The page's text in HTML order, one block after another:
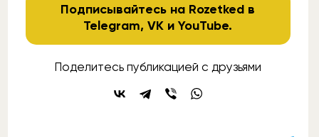
Подписывайтесь на Rozetked в
Telegram,VK иYouTube.
Поделитесь публикацией с друзьями